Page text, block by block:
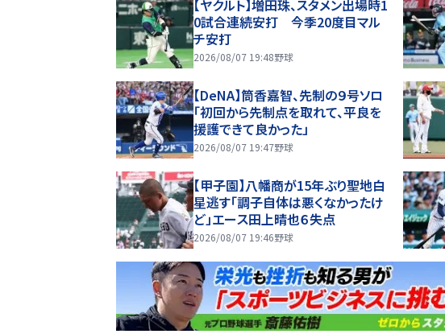
【ヤクルト】増田珠、スタメン出場時1
0試合連続安打 今季20度目マル
チ安打
2026/08/07 19:48野球
【DeNA】筒香嘉智、先制の９号ソロ
「初回から先制点を取れて、平良を
援護できて良かった」
2026/08/07 19:47野球
【甲子園】八幡商が15年ぶり聖地白
星逃す「調子自体は悪くなかったけ
ど」エース田上晴也６失点
2026/08/07 19:46野球